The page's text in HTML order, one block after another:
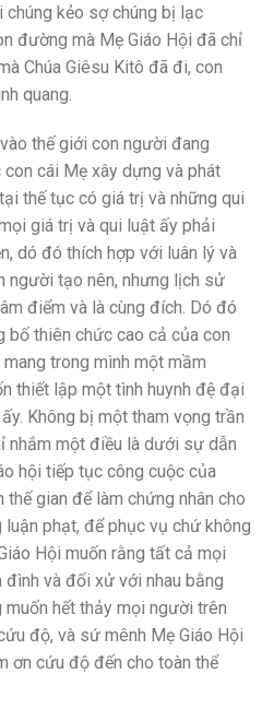
chúng kẻo sợ chúng bị lạc
đường mà Mẹ Giáo Hội đã chỉ
Chúa Giêsu Kitô đã đi, con
quang.
thế giới con người đang
cái Mẹ xây dựng và phát
thế tục có giá trị và những qui
giá trị và qui luật ấy phải
dó đó thích hợp với luân lý và
người tạo nên, nhưng lịch sử
điểm và là cùng đích. Dó đó
bố thiên chức cao cả của con
trong mình một mầm
thiết lập một tình huynh đệ đại
Không bị một tham vọng trần
nhắm một điều là dưới sự dẫn
hội tiếp tục công cuộc của
gian để làm chứng nhân cho
phạt, để phục vụ chứ không
Hội muốn rằng tất cả mọi
và đối xử với nhau bằng
muốn hết thảy mọi người trên
độ, và sứ mênh Mẹ Giáo Hội
ơn cứu độ đến cho toàn thể